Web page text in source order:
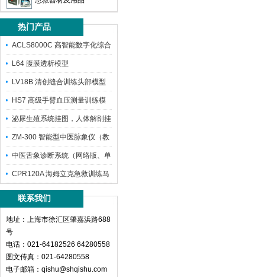
热门产品
ACLS8000C 高智能数字化综合
L64 腹膜透析模型
LV18B 清创缝合训练头部模型
HS7 高级手臂血压测量训练模
型
泌尿生殖系统挂图，人体解剖挂
图
ZM-300 智能型中医脉象仪（教
学
中医舌象诊断系统（网络版、单
机版）（
CPR120A 海姆立克急救训练马
甲
联系我们
地址：上海市徐汇区肇嘉浜路688
号
电话：021-64182526 64280558
图文传真：021-64280558
电子邮箱：qishu@shqishu.com